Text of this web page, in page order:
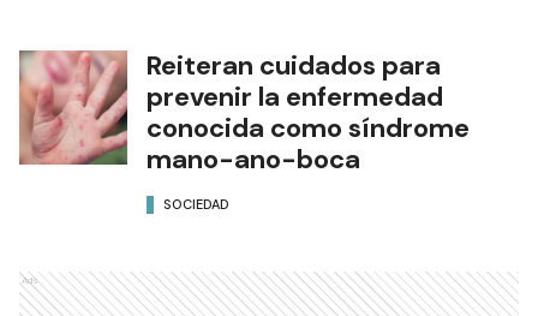
Reiteran cuidados para
prevenir la enfermedad
conocida como síndrome
mano-ano-boca
SOCIEDAD
Ads